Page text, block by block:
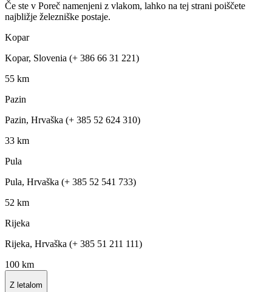
Če ste v Poreč namenjeni z vlakom, lahko na tej strani poiščete
najbližje železniške postaje.
Kopar
Kopar, Slovenia (+ 386 66 31 221)
55 km
Pazin
Pazin, Hrvaška (+ 385 52 624 310)
33 km
Pula
Pula, Hrvaška (+ 385 52 541 733)
52 km
Rijeka
Rijeka, Hrvaška (+ 385 51 211 111)
100 km
Z letalom